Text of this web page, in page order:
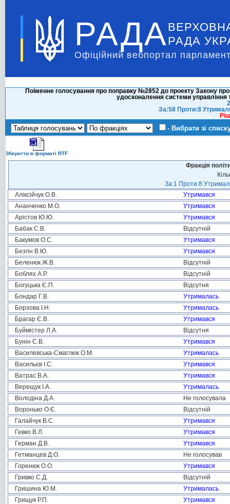
РАДА РАДА
Офіційний вебпортал
Поіменне голосування про поправку №2852 до проекту Закону
удосконалення системи управління
За:58 Проти:8
- Вибрати зі
Зберегти в форматі RTF
Фракція
За:1 Проти:8
Аліксійчук О.В.
Утримався
Ананченко М.О.
Утримався
Арістов Ю.Ю.
Утримався
Бабак С.В.
Відсутній
Бакумов О.С.
Утримався
Безгін В.Ю.
Утримався
Беленюк Ж.В.
Відсутній
Боблях А.Р.
Відсутній
Богуцька Є.П.
Відсутня
Бондар Г.В.
Утрималась
Борзова І.Н.
Утрималась
Брагар Є.В.
Утримався
Буймістер Л.А.
Відсутня
Бунін С.В.
Утримався
Василевська-Смаглюк О.М.
Утрималась
Васильєв І.С.
Утримався
Ватрас В.А.
Утримався
Верещук І.А.
Утрималась
Володіна Д.А.
Не голосувала
Воронько О.Є.
Відсутній
Галайчук В.С.
Утримався
Гевко В.Л.
Утримався
Герман Д.В.
Утримався
Гетманцев Д.О.
Не голосував
Горенюк О.О.
Утримався
Гривко С.Д.
Відсутній
Гришина Ю.М.
Утрималась
Грищук Р.П.
Утримався